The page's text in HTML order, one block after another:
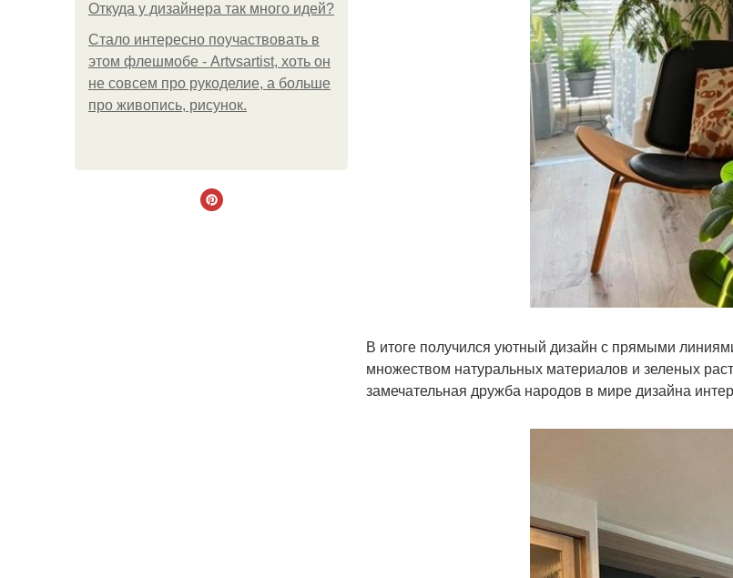
Откуда у дизайнера так много идей?
Стало интересно поучаствовать в
этом флешмобе - Artvsartist, хоть он
не совсем про рукоделие, а больше
про живопись, рисунок.
В итоге получился уютный дизайн с прямыми
множеством натуральных материалов и зеленых
замечательная дружба народов в мире дизайна